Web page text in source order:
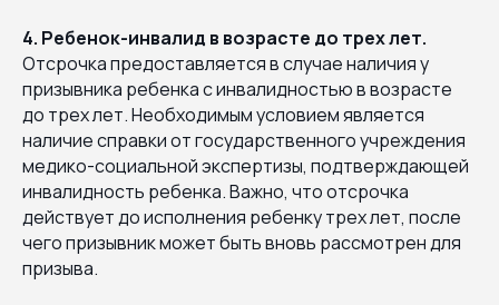
4. Ребенок-инвалид в возрасте до трех лет.
Отсрочка предоставляется в случае наличия у
призывника ребенка с инвалидностью в возрасте
до трех лет. Необходимым условием является
наличие справки от государственного учреждения
медико-социальной экспертизы, подтверждающей
инвалидность ребенка. Важно, что отсрочка
действует до исполнения ребенку трех лет, после
чего призывник может быть вновь рассмотрен для
призыва.